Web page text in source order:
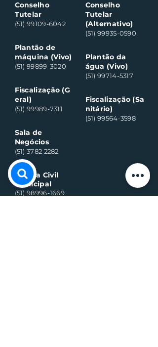
Conselho
Tutelar
(51) 99109-6042
Plantão de
máquina (Vivo)
(51) 99899-3020
Fiscalização (G
eral)
(51) 99989-7311
Sala de
Negócios
(51) 3782 2282
Defesa Civil
Municipal
(51) 98996-1669
Conselho
Tutelar
(Alternativo)
(51) 99935-0590
Plantão da
água (Vivo)
(51) 99714-5317
Fiscalização (Sa
nitário)
(51) 99564-3598